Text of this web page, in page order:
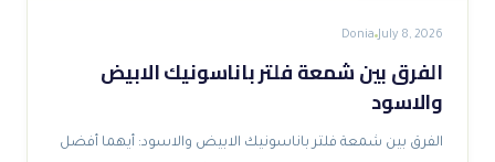
July 8, 2026
Donia
الفرق بين شمعة فلتر باناسونيك الابيض
والاسود
الفرق بين شمعة فلتر باناسونيك الابيض والاسود: أيهما أفضل